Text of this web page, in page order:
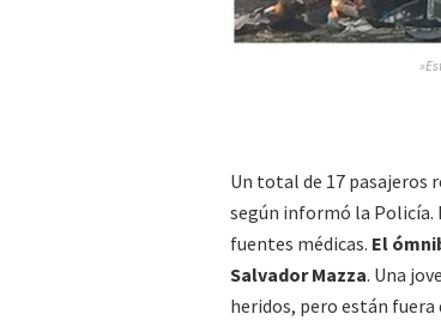
Un total de 17 pasajeros
según informó la Policía.
fuentes médicas. El
Salvador Mazza. Una
heridos, pero están fuera